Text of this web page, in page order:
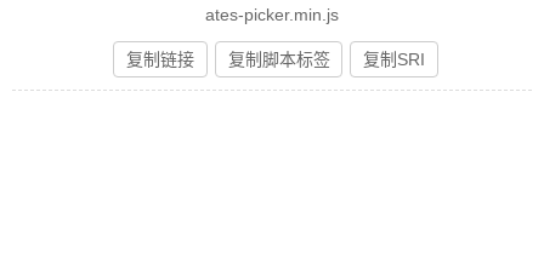
ates-picker.min.js
复制链接 复制脚本标签 复制SRI